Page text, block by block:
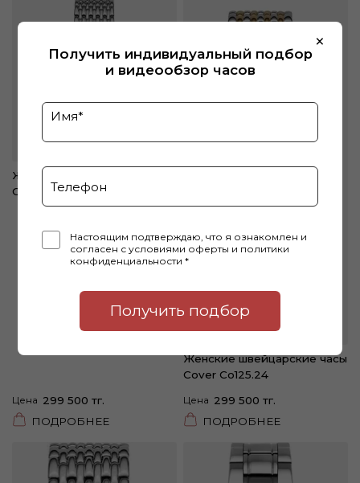
Женские швейцарские часы
Cover CO124.20
Цена 299 500 тг.
ПОДРОБНЕЕ
Женские швейцарские часы
Cover Co125.24
Цена 299 500 тг.
ПОДРОБНЕЕ
Получить индивидуальный подбор
и видеообзор часов
×
Настоящим подтверждаю, что я ознакомлен и
согласен с условиями оферты и политики
конфиденциальности *
Получить подбор